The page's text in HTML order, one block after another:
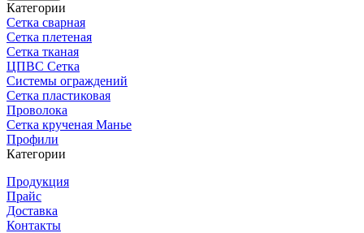
Категории
Сетка сварная
Сетка плетеная
Сетка тканая
ЦПВС Сетка
Системы ограждений
Сетка пластиковая
Проволока
Сетка крученая Манье
Профили
Категории
Продукция
Прайс
Доставка
Контакты